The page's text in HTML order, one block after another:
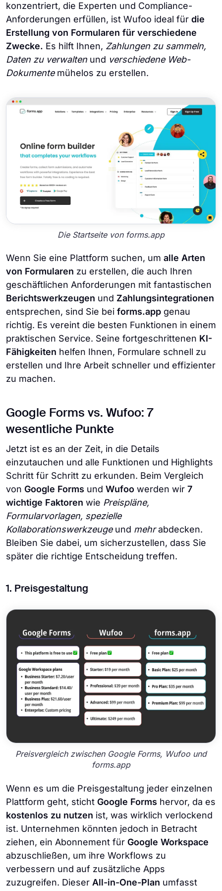
konzentriert, die Experten und Compliance-
Anforderungen erfüllen, ist Wufoo ideal für die
Erstellung von Formularen für verschiedene
Zwecke. Es hilft Ihnen, Zahlungen zu sammeln,
Daten zu verwalten und verschiedene Web-
Dokumentemühelos zu erstellen.
Die Startseite von forms.app
Wenn Sie eine Plattform suchen, um alle Arten
von Formularen zu erstellen, die auch Ihren
geschäftlichen Anforderungen mit fantastischen
Berichtswerkzeugen und Zahlungsintegrationen
entsprechen, sind Sie bei forms.app genau
richtig. Es vereint die besten Funktionen in einem
praktischen Service. Seine fortgeschrittenen KI-
Fähigkeiten helfen Ihnen, Formulare schnell zu
erstellen und Ihre Arbeit schneller und effizienter
zu machen.
Google Forms vs. Wufoo: 7
wesentliche Punkte
Jetzt ist es an der Zeit, in die Details
einzutauchen und alle Funktionen und Highlights
Schritt für Schritt zu erkunden. Beim Vergleich
von Google Forms und Wufoo werden wir 7
wichtige Faktoren wie Preispläne,
Formularvorlagen, spezielle
Kollaborationswerkzeugeund mehrabdecken.
Bleiben Sie dabei, um sicherzustellen, dass Sie
später die richtige Entscheidung treffen.
1. Preisgestaltung
Preisvergleich zwischen Google Forms, Wufoo und
forms.app
Wenn es um die Preisgestaltung jeder einzelnen
Plattform geht, sticht Google Forms hervor, da es
kostenlos zu nutzen ist, was wirklich verlockend
ist. Unternehmen könnten jedoch in Betracht
ziehen, ein Abonnement für Google Workspace
abzuschließen, um ihre Workflows zu
verbessern und auf zusätzliche Apps
zuzugreifen. Dieser All-in-One-Plan umfasst